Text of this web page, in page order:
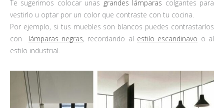
Te sugerimos colocar unas grandes lámparas colgantes para
vestirlo u optar por un color que contraste con tu cocina.
Por ejemplo, si tus muebles son blancos puedes contrastarlos
con lámparas negras, recordando al estilo escandinavo o al
estilo industrial.